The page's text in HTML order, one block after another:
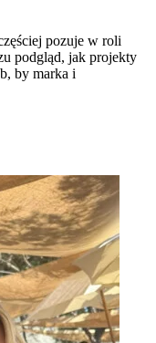
pozuje w roli
podgląd, jak projekty
by marka i